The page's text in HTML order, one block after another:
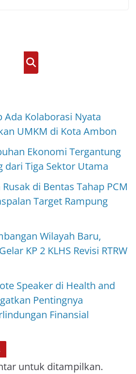
Cari
Ada Kolaborasi Nyata
UMKM di Kota Ambon
Ekonomi Tergantung
dari Tiga Sektor Utama
di Bentas Tahap PCM
Target Rampung
Wilayah Baru,
KP 2 KLHS Revisi RTRW
Speaker di Health and
Pentingnya
Finansial
untuk ditampilkan.